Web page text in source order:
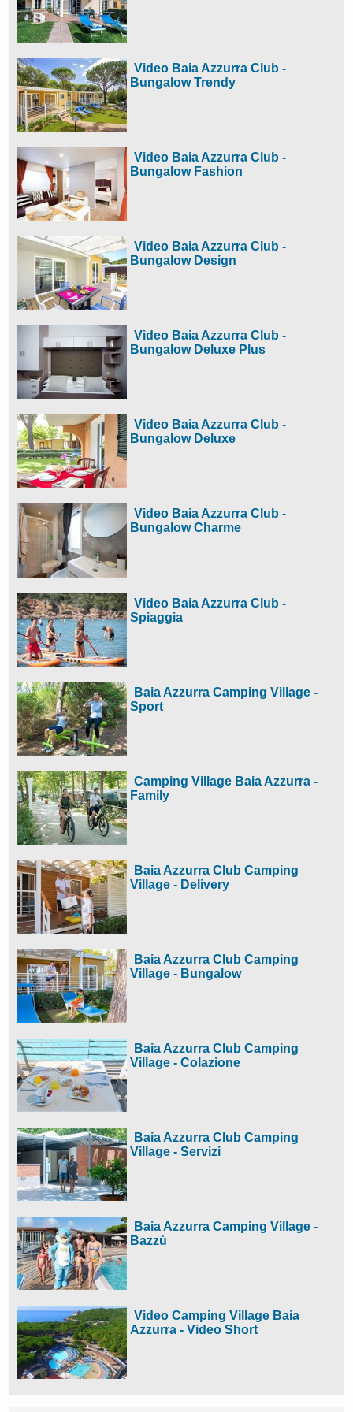
Video Baia Azzurra Club -
Bungalow Trendy
Video Baia Azzurra Club -
Bungalow Fashion
Video Baia Azzurra Club -
Bungalow Design
Video Baia Azzurra Club -
Bungalow Deluxe Plus
Video Baia Azzurra Club -
Bungalow Deluxe
Video Baia Azzurra Club -
Bungalow Charme
Video Baia Azzurra Club -
Spiaggia
Baia Azzurra Camping Village -
Sport
Camping Village Baia Azzurra -
Family
Baia Azzurra Club Camping
Village - Delivery
Baia Azzurra Club Camping
Village - Bungalow
Baia Azzurra Club Camping
Village - Colazione
Baia Azzurra Club Camping
Village - Servizi
Baia Azzurra Camping Village -
Bazzù
Video Camping Village Baia
Azzurra - Video Short